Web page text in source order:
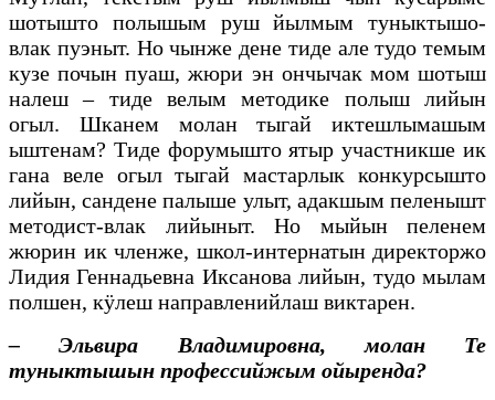
шотышто полышым руш йылмым туныктышо-
влак пуэныт. Но чынже дене тиде але тудо темым
кузе почын пуаш, жюри эн ончычак мом шотыш
налеш – тиде велым методике полыш лийын
огыл. Шканем молан тыгай иктешлымашым
ыштенам? Тиде форумышто ятыр участникше ик
гана веле огыл тыгай мастарлык конкурсышто
лийын, сандене палыше улыт, адакшым пеленышт
методист-влак лийыныт. Но мыйын пеленем
жюрин ик членже, школ-интернатын директоржо
Лидия Геннадьевна Иксанова лийын, тудо мылам
полшен, кӱлеш направленийлаш виктарен.
– Эльвира Владимировна, молан Те
туныктышын профессийжым ойыренда?